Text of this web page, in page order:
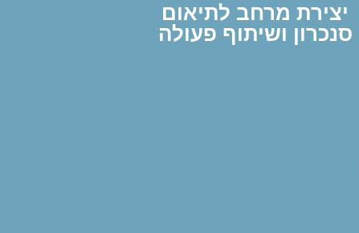
יצירת מרחב לתיאום
סנכרון ושיתוף פעולה